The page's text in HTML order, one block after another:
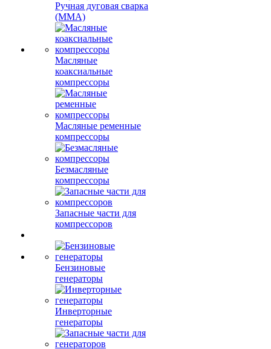
Ручная дуговая сварка
(MMA)
Масляные
коаксиальные
компрессоры
Масляные ременные
компрессоры
Безмасляные
компрессоры
Запасные части для
компрессоров
Бензиновые
генераторы
Инверторные
генераторы